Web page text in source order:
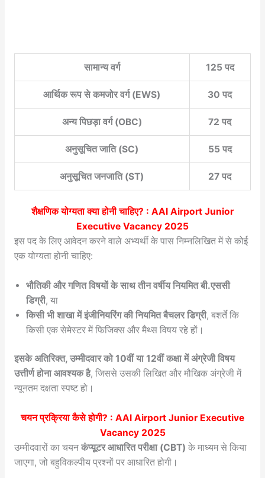
सामान्य वर्ग 125 पद
आर्थिक रूप से कमजोर वर्ग (EWS) 30 पद
अन्य पिछड़ा वर्ग (OBC) 72 पद
अनुसूचित जाति (SC) 55 पद
अनुसूचित जनजाति (ST) 27 पद
शैक्षणिक योग्यता क्या होनी चाहिए? : AAI Airport Junior
Executive Vacancy 2025
इस पद के लिए आवेदन करने वाले अभ्यर्थी के पास निम्नलिखित में से कोई
एक योग्यता होनी चाहिए:
भौतिकी और गणित विषयों के साथ तीन वर्षीय नियमित बी.एससी
डिग्री, या
किसी भी शाखा में इंजीनियरिंग की नियमित बैचलर डिग्री, बशर्ते कि
किसी एक सेमेस्टर में फिजिक्स और मैथ्स विषय रहे हों।
इसके अतिरिक्त, उम्मीदवार को 10वीं या 12वीं कक्षा में अंग्रेजी विषय
उत्तीर्ण होना आवश्यक है, जिससे उसकी लिखित और मौखिक अंग्रेजी में
न्यूनतम दक्षता स्पष्ट हो।
चयन प्रक्रिया कैसे होगी? : AAI Airport Junior Executive
Vacancy 2025
उम्मीदवारों का चयनकंप्यूटर आधारित परीक्षा (CBT) के माध्यम से किया
जाएगा, जो बहुविकल्पीय प्रश्नों पर आधारित होगी।